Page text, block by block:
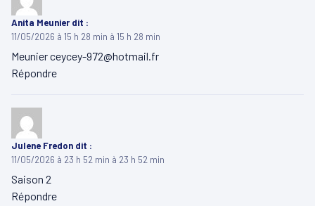
Anita Meunier dit :
11/05/2026 à 15 h 28 min à 15 h 28 min
Meunierceycey-972@hotmail.fr
Répondre
Julene Fredon dit :
11/05/2026 à 23 h 52 min à 23 h 52 min
Saison 2
Répondre